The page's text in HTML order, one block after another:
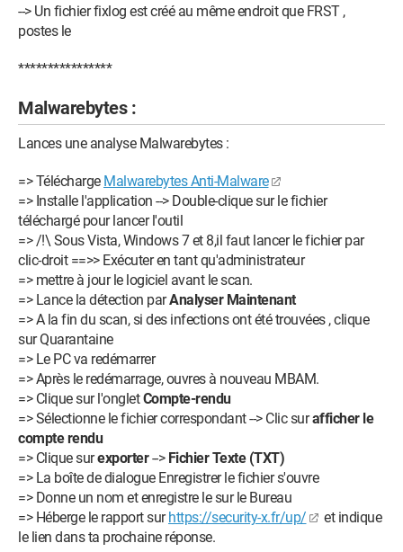
--> Un fichier fixlog est créé au même endroit que FRST ,
postes le
****************
Malwarebytes :
Lances une analyse Malwarebytes :
=> Télécharge Malwarebytes Anti-Malware
=> Installe l'application --> Double-clique sur le fichier
téléchargé pour lancer l'outil
=> /!\ Sous Vista, Windows 7 et 8,il faut lancer le fichier par
clic-droit ==>> Exécuter en tant qu'administrateur
=> mettre à jour le logiciel avant le scan.
=> Lance la détection parAnalyser Maintenant
=> A la fin du scan, si des infections ont été trouvées , clique
sur Quarantaine
=> Le PC va redémarrer
=> Après le redémarrage, ouvres à nouveau MBAM.
=> Clique sur l'ongletCompte-rendu
=> Sélectionne le fichier correspondant --> Clic surafficher le
compte rendu
=> Clique surexporter--> Fichier Texte (TXT)
=> La boîte de dialogue Enregistrer le fichier s'ouvre
=> Donne un nom et enregistre le sur le Bureau
=> Héberge le rapport surhttps://security-x.fr/up/
et indique
le lien dans ta prochaine réponse.